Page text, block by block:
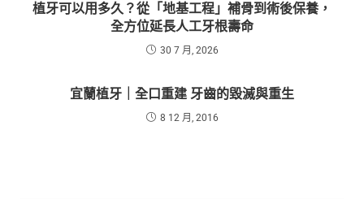
植牙可以用多久？從「地基工程」補骨到術後保養，
全方位延長人工牙根壽命
30 7 月, 2026
宜蘭植牙｜全口重建 牙齒的毀滅與重生
8 12 月, 2016